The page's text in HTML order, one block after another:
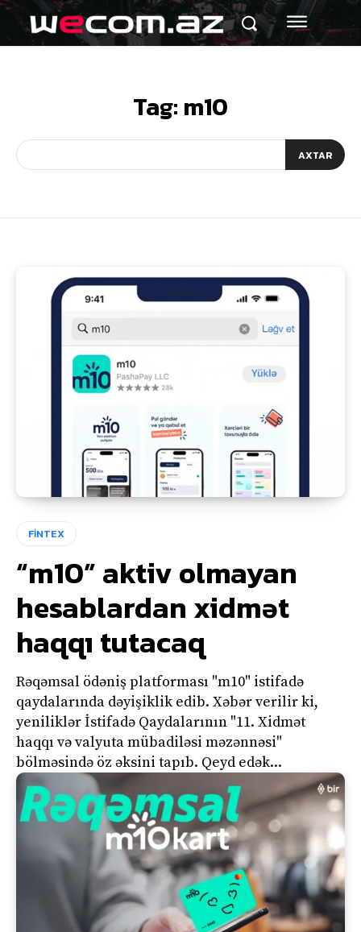
Tag: m10
AXTAR
FİNTEX
“m10” aktiv olmayan
hesablardan xidmət
haqqı tutacaq
Rəqəmsal ödəniş platforması "m10" istifadə
qaydalarında dəyişiklik edib. Xəbər verilir ki,
yeniliklər İstifadə Qaydalarının "11. Xidmət
haqqı və valyuta mübadiləsi məzənnəsi"
bölməsində öz əksini tapıb. Qeyd edək...